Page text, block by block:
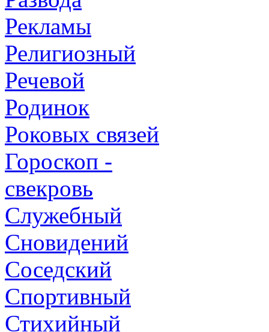
Рекламы
Религиозный
Речевой
Родинок
Роковых связей
Гороскоп -
свекровь
Служебный
Сновидений
Соседский
Спортивный
Стихийный